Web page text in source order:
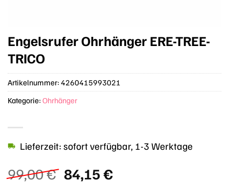
Engelsrufer Ohrhänger ERE-TREE-
TRICO
99,00€ Ursprünglicher
84,15€Aktueller
Lieferzeit: sofort verfügbar, 1-3 Werktage
Artikelnummer: 4260415993021
Kategorie: Ohrhänger